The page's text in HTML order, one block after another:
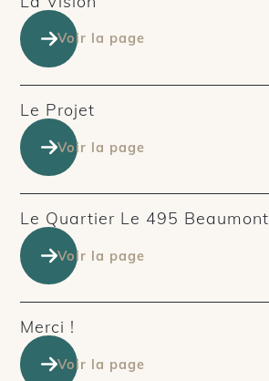
Voir la page
Le Projet
Voir la page
Le Quartier Le 495 Beaumont
Voir la page
Merci !
Voir la page